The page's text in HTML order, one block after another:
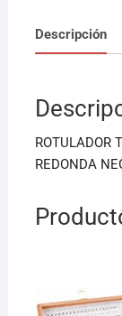
c
e
o
o
k
ai
l
Descripción
ROTULADOR
REDONDA